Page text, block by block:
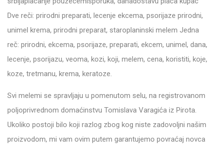
Dve reči: prirodni preparati, lecenje ekcema, psorijaze prirodni,
unimel krema, prirodni preparat, staroplaninski melem Jedna
reč: prirodni, ekcema, psorijaze, preparati, ekcem, unimel, dana,
lecenje, psorijazu, veoma, kozi, koji, melem, cena, koristiti, koje,
koze, tretmanu, krema, keratoze.
Svi melemi se spravljaju u pomenutom selu, na registrovanom
poljoprivrednom domaćinstvu Tomislava Varagića iz Pirota.
Ukoliko postoji bilo koji razlog zbog kog niste zadovoljni našim
proizvodom, mi vam ovim putem garantujemo povraćaj novca